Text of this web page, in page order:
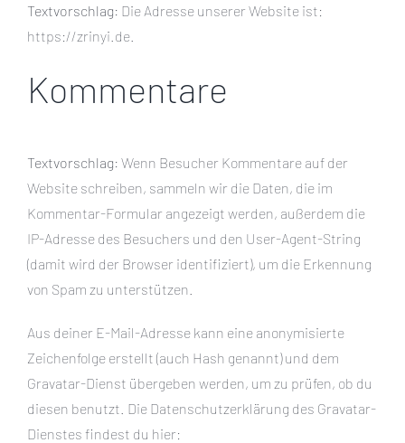
Textvorschlag: Die Adresse unserer Website ist:
https://zrinyi.de.
Kommentare
Textvorschlag: Wenn Besucher Kommentare auf der
Website schreiben, sammeln wir die Daten, die im
Kommentar-Formular angezeigt werden, außerdem die
IP-Adresse des Besuchers und den User-Agent-String
(damit wird der Browser identifiziert), um die Erkennung
von Spam zu unterstützen.
Aus deiner E-Mail-Adresse kann eine anonymisierte
Zeichenfolge erstellt (auch Hash genannt) und dem
Gravatar-Dienst übergeben werden, um zu prüfen, ob du
diesen benutzt. Die Datenschutzerklärung des Gravatar-
Dienstes findest du hier: